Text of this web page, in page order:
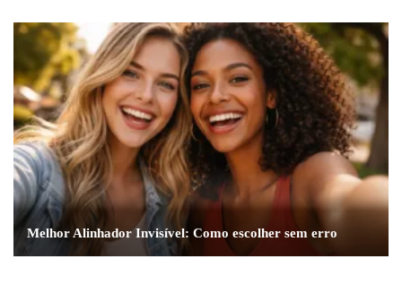
Melhor Alinhador Invisível: Como escolher sem erro